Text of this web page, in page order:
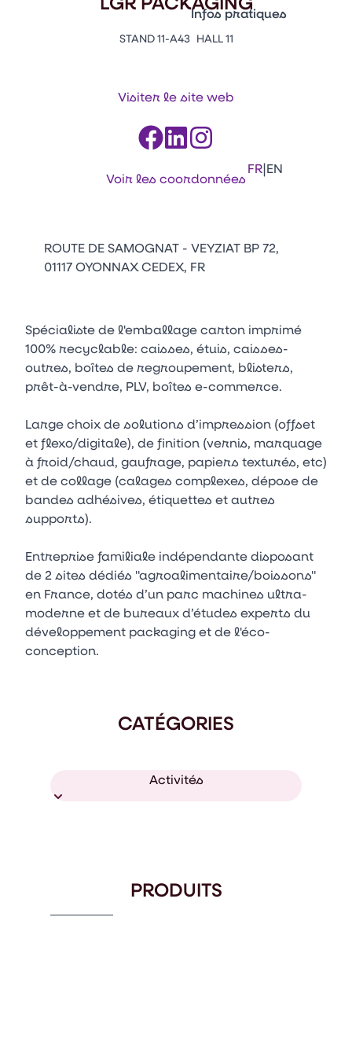
Vitrine Innovations
Emballages
Infos pratiques
Contacts
Appuyez sur Entrée pour
FR|EN
STAND 11-A43 HALL 11
Visiter le site web
Voir les coordonnées
ROUTE DE SAMOGNAT - VEYZIAT BP 72,
01117 OYONNAX CEDEX, FR
Spécialiste de l'emballage carton imprimé
100% recyclable: caisses, étuis, caisses-
outres, boîtes de regroupement, blisters,
prêt-à-vendre, PLV, boîtes e-commerce.
Large choix de solutions d’impression (offset
et flexo/digitale), de finition (vernis, marquage
à froid/chaud, gaufrage, papiers texturés, etc)
et de collage (calages complexes, dépose de
bandes adhésives, étiquettes et autres
supports).
Entreprise familiale indépendante disposant
de 2 sites dédiés "agroalimentaire/boissons"
en France, dotés d’un parc machines ultra-
moderne et de bureaux d’études experts du
développement packaging et de l'éco-
conception.
CATÉGORIES
Activités
PRODUITS